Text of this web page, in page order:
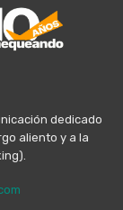
dedicado
aliento y a la